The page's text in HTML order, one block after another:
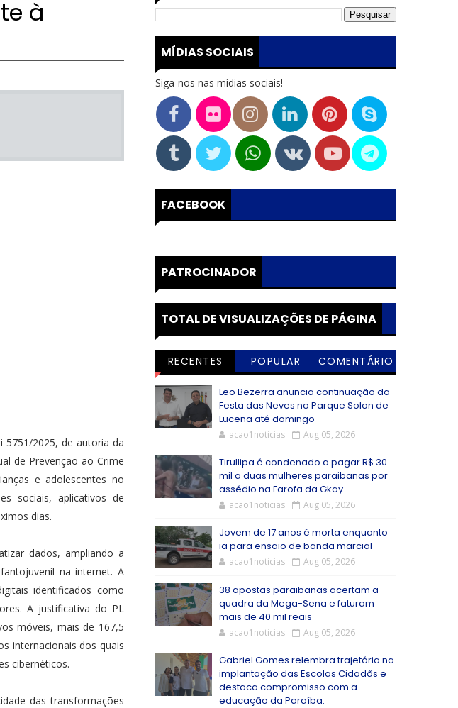
à
5751/2025, de autoria da
de Prevenção ao Crime
e adolescentes no
sociais, aplicativos de
dias.
dados, ampliando a
na internet. A
identificados como
A justificativa do PL
móveis, mais de 167,5
internacionais dos quais
cibernéticos.
das transformações
MÍDIAS SOCIAIS
Siga-nos nas mídias sociais!
FACEBOOK
PATROCINADOR
TOTAL DE VISUALIZAÇÕES DE PÁGINA
RECENTES POPULAR
COMENTÁRIO
Leo Bezerra anuncia continuação da
Festa das Neves no Parque Solon de
Lucena até domingo
acao1noticias Aug 05, 2026
Tirullipa é condenado a pagar R$ 30
mil a duas mulheres paraibanas por
assédio na Farofa da Gkay
acao1noticias Aug 05, 2026
Jovem de 17 anos é morta enquanto
ia para ensaio de banda marcial
acao1noticias Aug 05, 2026
38 apostas paraibanas acertam a
quadra da Mega-Sena e faturam
mais de 40 mil reais
acao1noticias Aug 05, 2026
Gabriel Gomes relembra trajetória na
implantação das Escolas Cidadãs e
destaca compromisso com a
educação da Paraíba.